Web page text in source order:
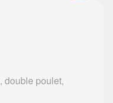
double poulet,